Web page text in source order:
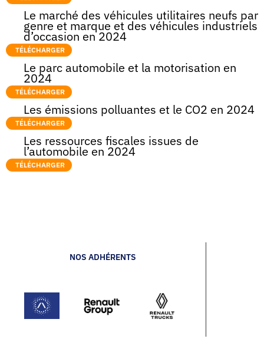
Le marché des véhicules utilitaires neufs par
genre et marque et des véhicules industriels
d’occasion en 2024
TÉLÉCHARGER
Le parc automobile et la motorisation en
2024
TÉLÉCHARGER
Les émissions polluantes et le CO2 en 2024
TÉLÉCHARGER
Les ressources fiscales issues de
l’automobile en 2024
TÉLÉCHARGER
NOS ADHÉRENTS